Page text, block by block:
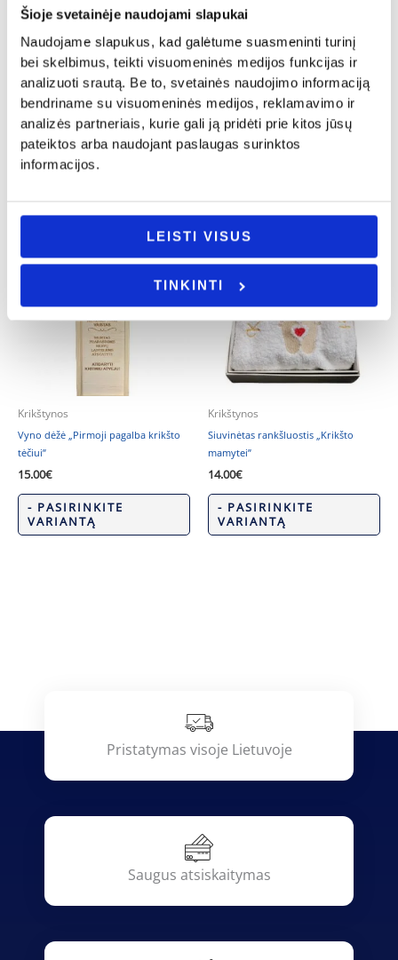
Šioje svetainėje naudojami slapukai
Naudojame slapukus, kad galėtume suasmeninti turinį
bei skelbimus, teikti visuomeninės medijos funkcijas ir
analizuoti srautą. Be to, svetainės naudojimo informaciją
bendriname su visuomeninės medijos, reklamavimo ir
analizės partneriais, kurie gali ją pridėti prie kitos jūsų
pateiktos arba naudojant paslaugas surinktos
informacijos.
LEISTI VISUS
TINKINTI
Krikštynos
Šaukštelis su modelinu „Krikšto
tėčiui”
12.00€
Į KREPŠELĮ
Krikštynos
Šaukštelis su modelinu „Krikšto
tėveliui”
12.00€
- PASIRINKITE
VARIANTĄ
Krikštynos
Vyno dėžė „Pirmoji pagalba krikšto
tėčiui”
15.00€
- PASIRINKITE
VARIANTĄ
Krikštynos
Siuvinėtas rankšluostis „Krikšto
mamytei”
14.00€
- PASIRINKITE
VARIANTĄ
Pristatymas visoje Lietuvoje
Saugus atsiskaitymas